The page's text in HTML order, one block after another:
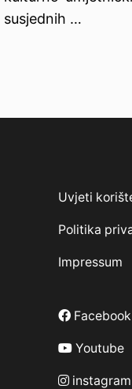
susjednih …
Uvjeti
Politika
Impressum
Facebook
Youtube
instagram